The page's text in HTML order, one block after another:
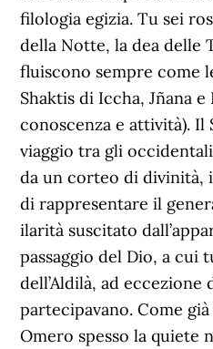
filologia egizia. Tu sei
della Notte, la dea delle
fluiscono sempre come
Shaktis di Iccha, Jñana
conoscenza e attività). Il
viaggio tra gli
da un corteo di divinità,
di rappresentare il
ilarità suscitato
passaggio del Dio, a cui
dell’Aldilà, ad eccezione
partecipavano. Come
Omero spesso la quiete